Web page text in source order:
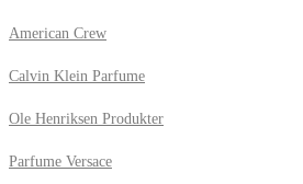
American Crew
Calvin Klein Parfume
Ole Henriksen Produkter
Parfume Versace